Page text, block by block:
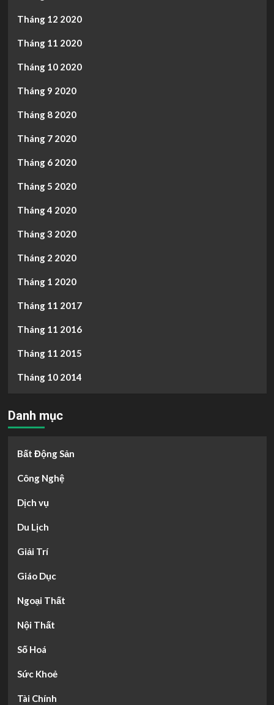
Tháng 12 2020
Tháng 11 2020
Tháng 10 2020
Tháng 9 2020
Tháng 8 2020
Tháng 7 2020
Tháng 6 2020
Tháng 5 2020
Tháng 4 2020
Tháng 3 2020
Tháng 2 2020
Tháng 1 2020
Tháng 11 2017
Tháng 11 2016
Tháng 11 2015
Tháng 10 2014
Danh mục
Bất Động Sản
Công Nghệ
Dịch vụ
Du Lịch
Giải Trí
Giáo Dục
Ngoại Thất
Nội Thất
Số Hoá
Sức Khoẻ
Tài Chính